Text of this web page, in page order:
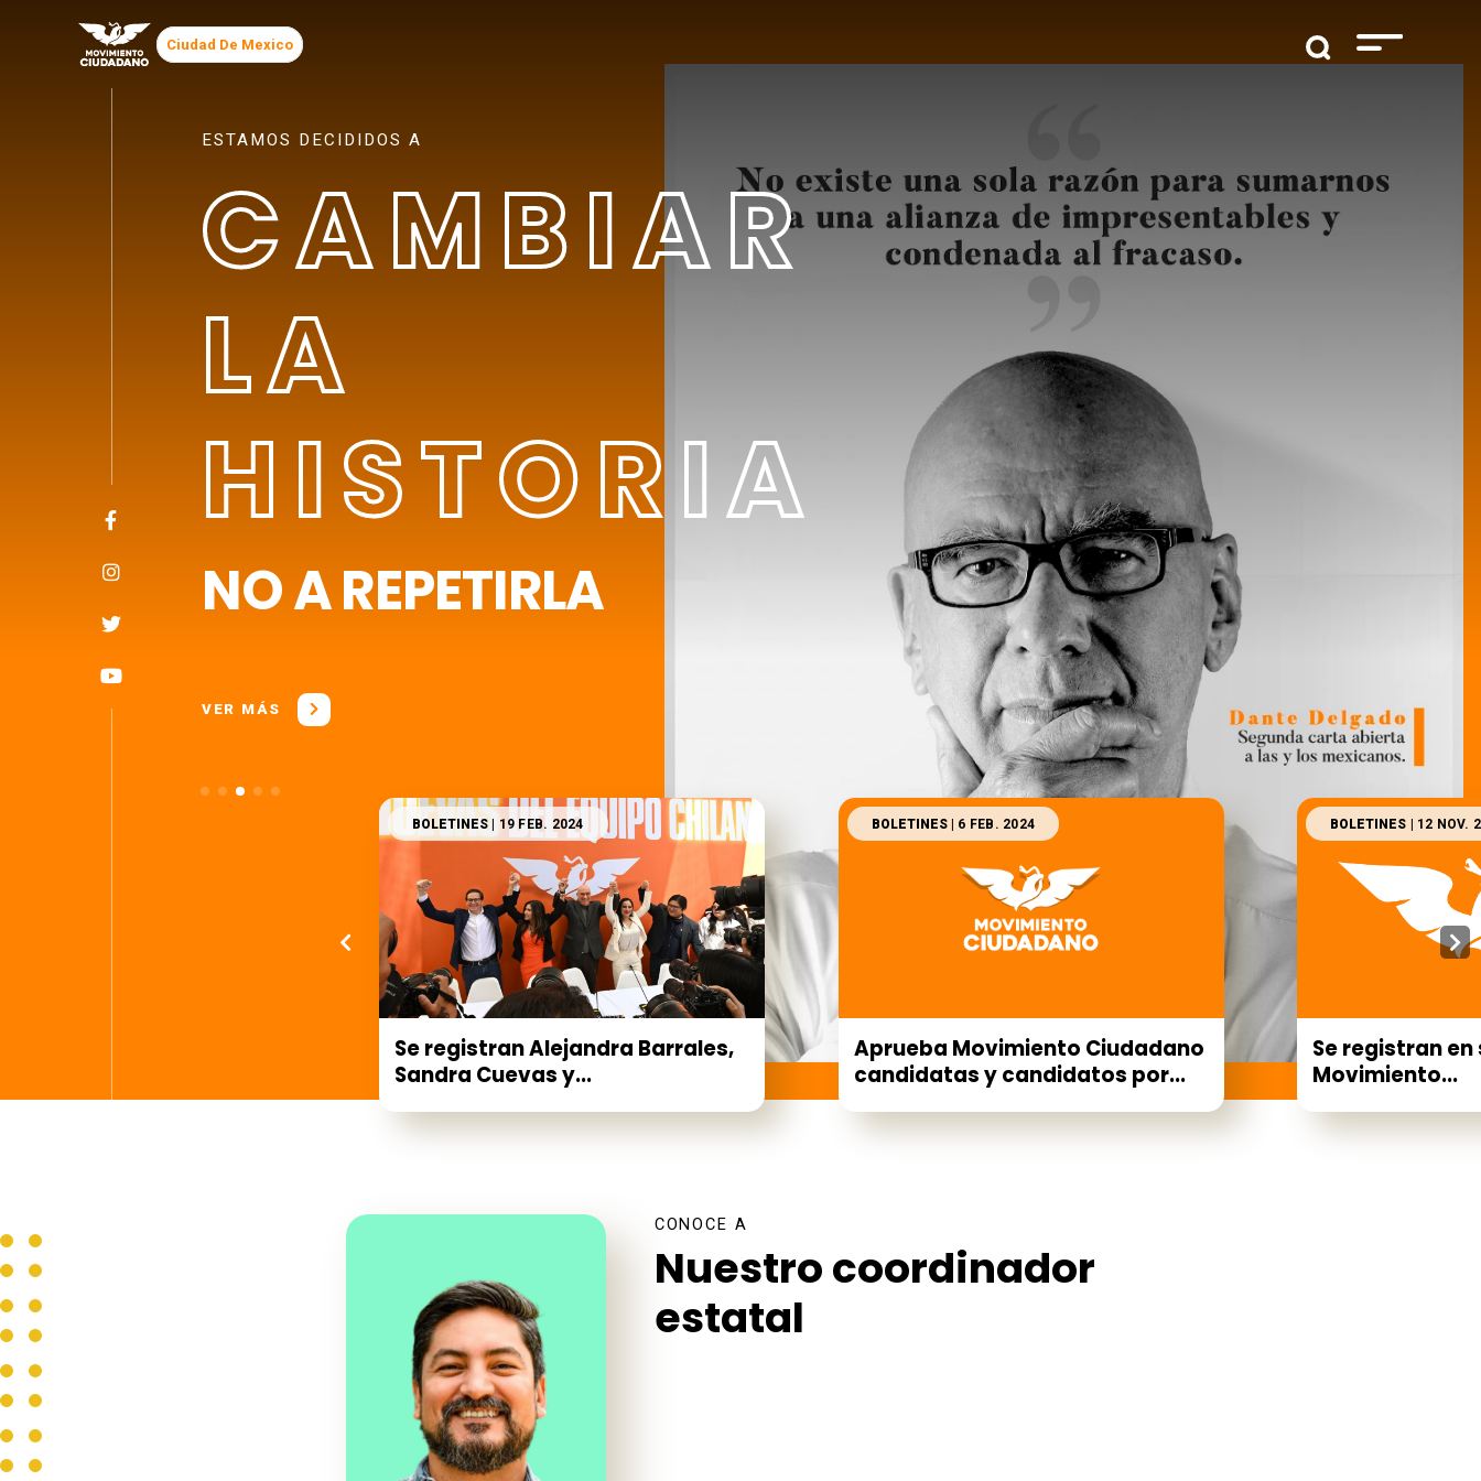
Ciudad De Mexico
ESTAMOS DECIDIDOS A
CAMBIAR
LA
HISTORIA
NO A REPETIRLA
VER MÁS
BOLETINES | 19 FEB. 2024
Se registran Alejandra Barrales,
Sandra Cuevas y...
BOLETINES| 6 FEB. 2024
Aprueba Movimiento Ciudadano
candidatas y candidatos por...
BOLETINES | 12 NOV.
Se registran
Movimiento...
CONOCE A
Nuestro coordinador
estatal